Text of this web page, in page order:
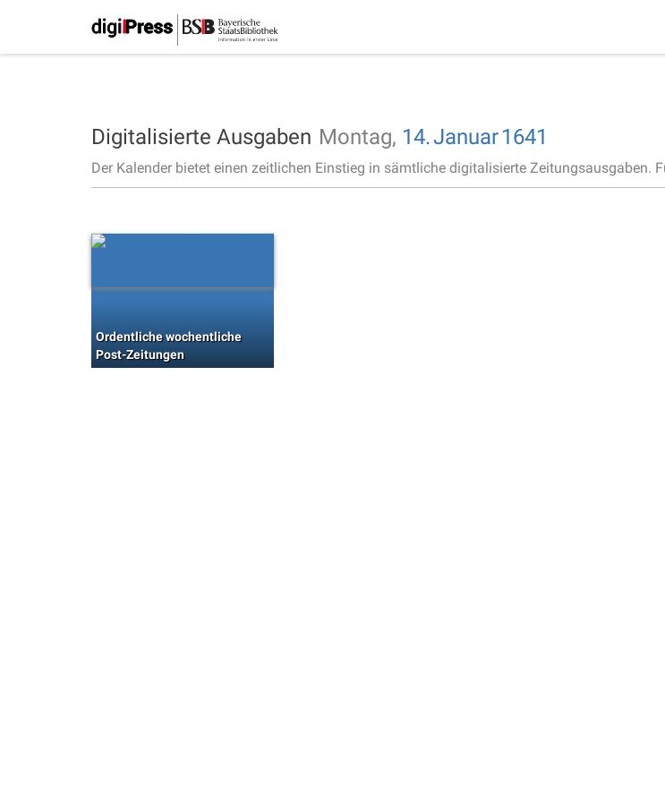
Digitalisierte Ausgaben Montag, 14.Januar1641
Der Kalender bietet einen zeitlichen Einstieg in sämtliche digitalisierte Zeitungsausgaben.
Ordentliche wochentliche
Post-Zeitungen